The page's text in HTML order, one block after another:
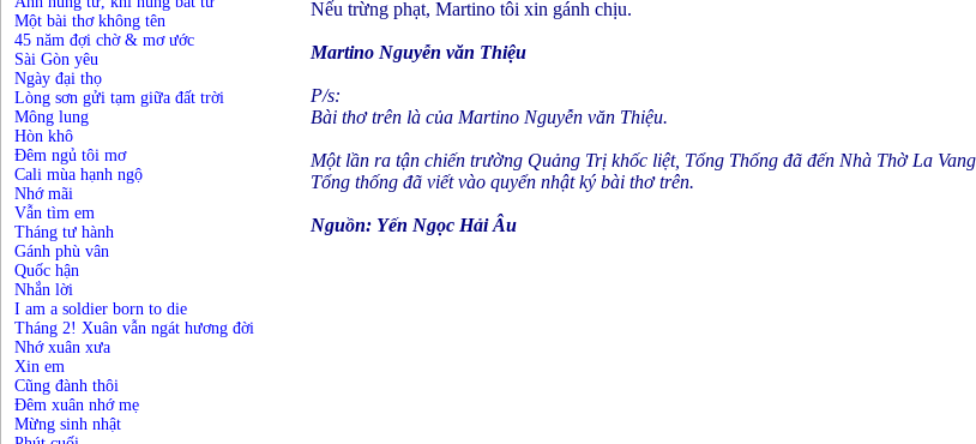
Một bài thơ không tên
45 năm đợi chờ & mơ ước
Sài Gòn yêu
Ngày đại thọ
Lòng sơn gửi tạm giữa đất trời
Mông lung
Hòn khô
Đêm ngủ tôi mơ
Cali mùa hạnh ngộ
Nhớ mãi
Vẫn tìm em
Tháng tư hành
Gánh phù vân
Quốc hận
Nhắn lời
I am a soldier born to die
Tháng 2! Xuân vẫn ngát hương đời
Nhớ xuân xưa
Xin em
Cũng đành thôi
Đêm xuân nhớ mẹ
Mừng sinh nhật
Nếu trừng phạt, Martino tôi xin gánh chịu.
Martino Nguyễn văn Thiệu
P/s:
Bài thơ trên là của Martino Nguyễn văn Thiệu.
Một lần ra tận chiến trường Quảng Trị khốc liệt, Tổng Thống đã đến Nhà Thờ La
Tổng thống đã viết vào quyển nhật ký bài thơ trên.
Nguồn: Yến Ngọc Hải Âu